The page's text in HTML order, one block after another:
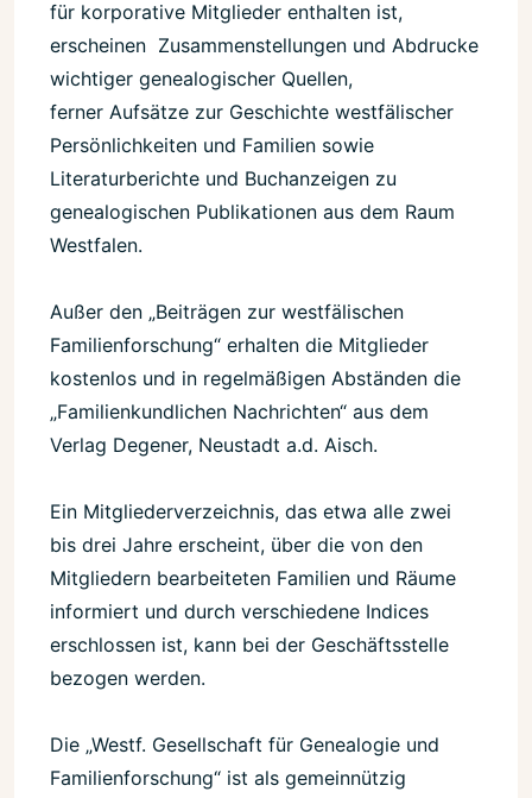
für korporative Mitglieder enthalten ist,
erscheinen Zusammenstellungen und Abdrucke
wichtiger genealogischer Quellen,
ferner Aufsätze zur Geschichte westfälischer
Persönlichkeiten und Familien sowie
Literaturberichte und Buchanzeigen zu
genealogischen Publikationen aus dem Raum
Westfalen.
Außer den „Beiträgen zur westfälischen
Familienforschung“ erhalten die Mitglieder
kostenlos und in regelmäßigen Abständen die
„Familienkundlichen Nachrichten“ aus dem
Verlag Degener, Neustadt a.d. Aisch.
Ein Mitgliederverzeichnis, das etwa alle zwei
bis drei Jahre erscheint, über die von den
Mitgliedern bearbeiteten Familien und Räume
informiert und durch verschiedene Indices
erschlossen ist, kann bei der Geschäftsstelle
bezogen werden.
Die „Westf. Gesellschaft für Genealogie und
Familienforschung“ ist als gemeinnützig